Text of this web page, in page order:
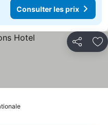
Consulter les prix
Partager